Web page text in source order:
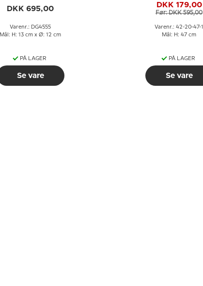
DKK 695,00
Varenr.: DG4555
Mål: H: 13 cm x Ø: 12 cm
PÅ LAGER
Se vare
DKK 179,00
Før: DKK 595,00
Varenr.: 42-20-47-1
Mål: H: 47 cm
PÅ LAGER
Se vare